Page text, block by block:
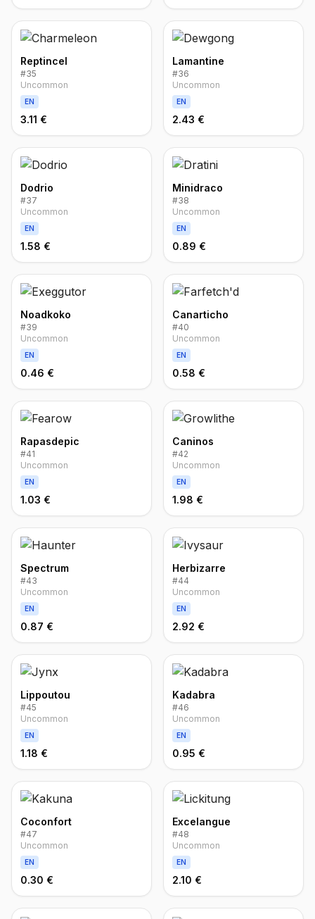
Reptincel
#35
Uncommon
EN
3.11 €
Lamantine
#36
Uncommon
EN
2.43 €
Dodrio
#37
Uncommon
EN
1.58 €
Minidraco
#38
Uncommon
EN
0.89 €
Noadkoko
#39
Uncommon
EN
0.46 €
Canarticho
#40
Uncommon
EN
0.58 €
Rapasdepic
#41
Uncommon
EN
1.03 €
Caninos
#42
Uncommon
EN
1.98 €
Spectrum
#43
Uncommon
EN
0.87 €
Herbizarre
#44
Uncommon
EN
2.92 €
Lippoutou
#45
Uncommon
EN
1.18 €
Kadabra
#46
Uncommon
EN
0.95 €
Coconfort
#47
Uncommon
EN
0.30 €
Excelangue
#48
Uncommon
EN
2.10 €